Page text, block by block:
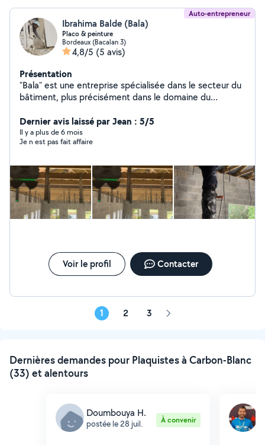
Auto-entrepreneur
Ibrahima Balde (Bala)
Placo & peinture
Bordeaux (Bacalan 3)
4,8/5 (5 avis)
Présentation
"Bala" est une entreprise spécialisée dans le secteur du
bâtiment, plus précisément dans le domaine du
charge de l'installation de cloisons et de faux plafonds.
Nous offrirons des services professionnels pour la
construction résidentielle et commerciale, en
intérieurs.
Dernier avis laissé par Jean : 5/5
Il y a plus de 6 mois
Je n est pas fait affaire
Voir le profil Contacter
1 2 3 Page
Dernières demandes pour Plaquistes à Carbon-Blanc
(33) et alentours
Doumbouya H.
postée le 28 juil. À convenir